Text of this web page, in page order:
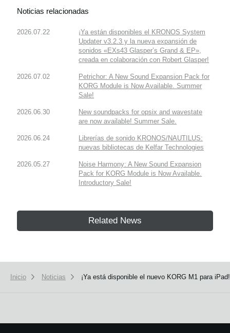
Noticias relacionadas
2026.07.22
¡Ya están disponibles el KRONOS System
Updater v3.2.3 y la nueva expansión de
sonidos «EXs43 Glasper’s Grand & EP»,
creada en colaboración con Robert Glasper!
2026.07.02
Petrichor: A New Sound Expansion Pack for
KORG Module is Now Available. Summer
Sale!
2026.06.30
New soundpacks for opsix and wavestate
are now available! Summer Sale.
2026.06.24
Librerías de sonido KRONOS/NAUTILUS:
nuevas bibliotecas de Kelfar Technologies
2026.05.27
Noise Harmony: A New Sound Expansion
Pack for KORG Module is Now Available.
Introductory Sale!
Related News
Inicio Noticias ¡Ya está disponible el nuevo KORG M1 para